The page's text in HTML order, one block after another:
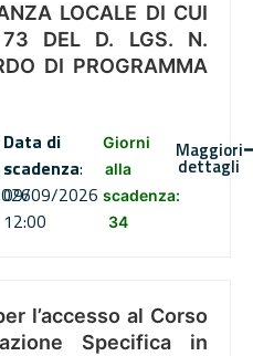
LOCALE DI CUI
DEL D. LGS. N.
DI PROGRAMMA
Data di
scadenza:
09/09/2026
12:00
Giorni
alla
scadenza:
34
Maggiori
dettagli
l’accesso al Corso
Specifica in